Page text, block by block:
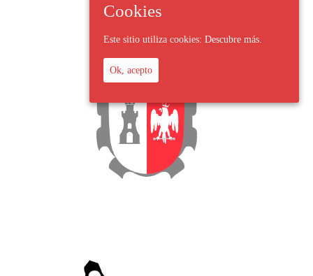
Cookies
Este sitio utiliza cookies: Descubre más.
Ok, acepto